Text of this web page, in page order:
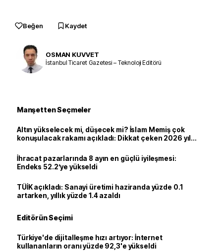
Beğen Kaydet
OSMAN KUVVET
İstanbul Ticaret Gazetesi – Teknoloji Editörü
Manşetten Seçmeler
Altın yükselecek mi, düşecek mi? İslam Memiş çok
konuşulacak rakamı açıkladı: Dikkat çeken 2026 yıl
İhracat pazarlarında 8 ayın en güçlü iyileşmesi:
Endeks 52.2’ye yükseldi
TÜİK açıkladı: Sanayi üretimi haziranda yüzde 0.1
artarken, yıllık yüzde 1.4 azaldı
Editörün Seçimi
Türkiye'de dijitalleşme hızı artıyor: İnternet
kullananların oranı yüzde 92,3'e yükseldi